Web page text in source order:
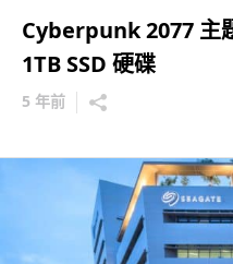
Cyberpunk 2077 主
1TB SSD 硬碟
5 年前